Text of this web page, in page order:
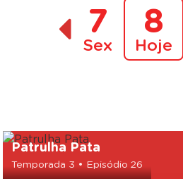
7
Sex
8
Hoje
Patrulha Pata
Temporada 3 • Episódio 26